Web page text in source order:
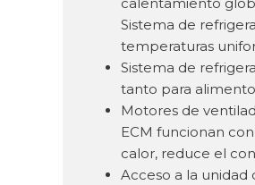
Sistema de
temperaturas
Sistema de
tanto para
Motores de
ECM funcionan
calor, reduce el
Acceso a la unidad